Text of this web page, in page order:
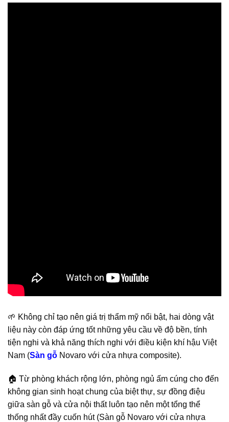
🌱 Không chỉ tạo nên giá trị thẩm mỹ nổi bật, hai dòng vật
liệu này còn đáp ứng tốt những yêu cầu về độ bền, tính
tiện nghi và khả năng thích nghi với điều kiện khí hậu Việt
Nam (Sàn gỗ Novaro với cửa nhựa composite).
🏠 Từ phòng khách rộng lớn, phòng ngủ ấm cúng cho đến
không gian sinh hoạt chung của biệt thự, sự đồng điệu
giữa sàn gỗ và cửa nội thất luôn tạo nên một tổng thể
thống nhất đầy cuốn hút (Sàn gỗ Novaro với cửa nhựa